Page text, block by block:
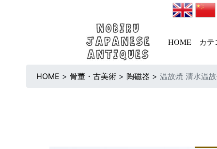
HOME カ
HOME > 骨董・古美術 > 陶磁器 > 温故焼 清水温